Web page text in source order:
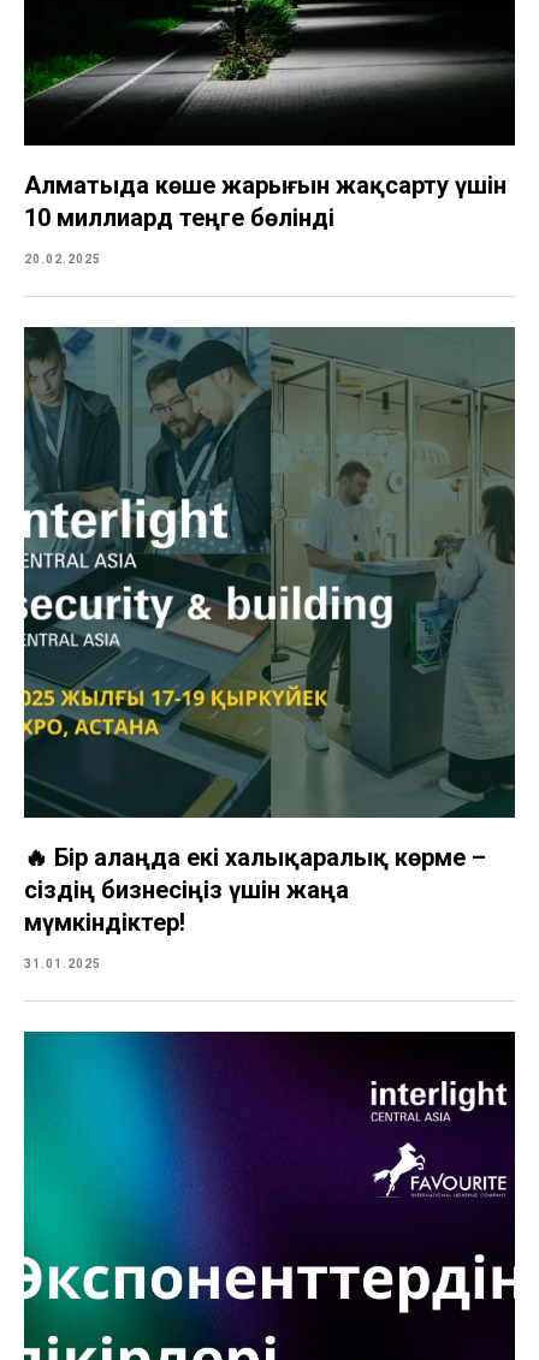
Алматыда көше жарығын жақсарту үшін
10 миллиард теңге бөлінді
20.02.2025
🔥 Бір алаңда екі халықаралық көрме –
сіздің бизнесіңіз үшін жаңа
мүмкіндіктер!
31.01.2025